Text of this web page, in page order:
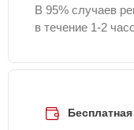
В 95% случаев
в течение 1-2